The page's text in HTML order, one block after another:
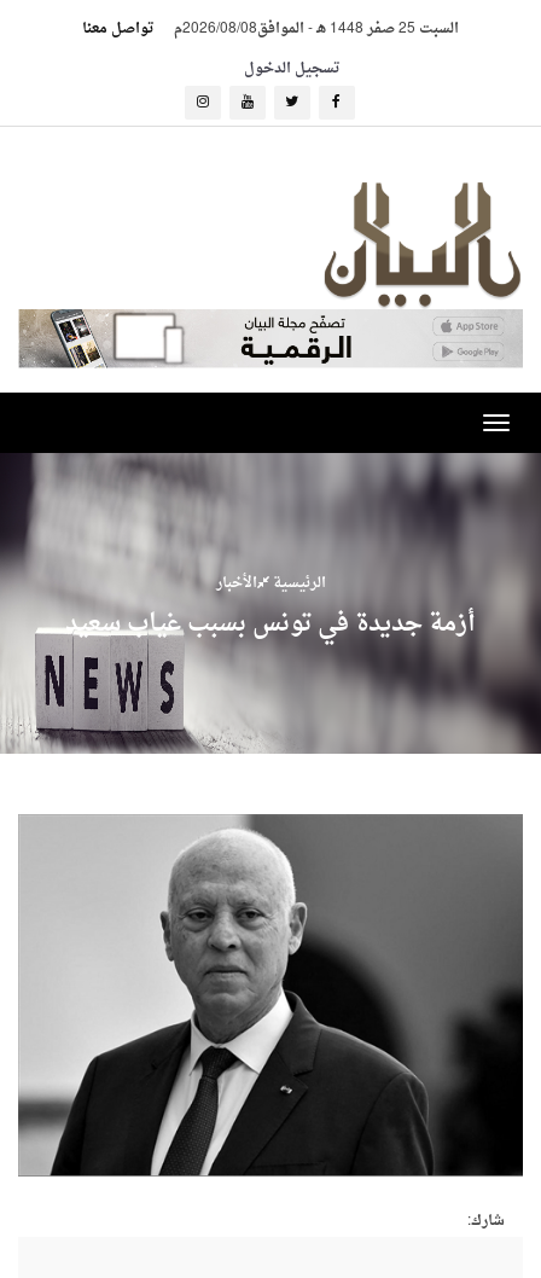
السبت 25 صفر 1448 هـ -الموافق2026/08/08م
تواصل معنا
تسجيل الدخول
Toggle
navigation
الرئيسية الأخبار
أزمة جديدة في تونس بسبب غياب سعيد
شارك: